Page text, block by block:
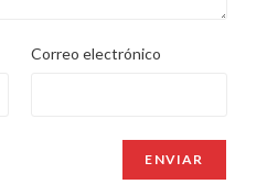
Correo electrónico